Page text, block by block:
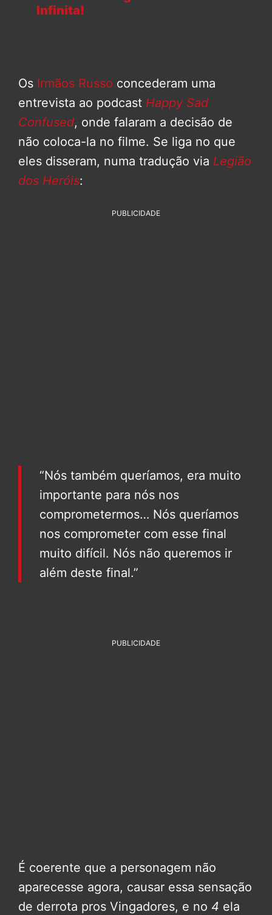
Infinita!
Os Irmãos Russo concederam uma
entrevista ao podcast Happy Sad
Confused, onde falaram a decisão de
não coloca-la no filme. Se liga no que
eles disseram, numa tradução via Legião
dos Heróis:
PUBLICIDADE
“Nós também queríamos, era muito
importante para nós nos
comprometermos… Nós queríamos
nos comprometer com esse final
muito difícil. Nós não queremos ir
além deste final.”
PUBLICIDADE
É coerente que a personagem não
aparecesse agora, causar essa sensação
de derrota pros Vingadores, e no 4 ela